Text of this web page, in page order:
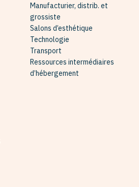
Manufacturier, distrib. et
grossiste
Salons d’esthétique
Technologie
Transport
Ressources intermédiaires
d’hébergement